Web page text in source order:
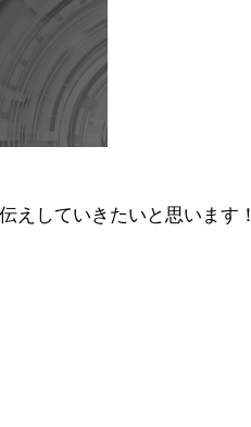
えしていきたいと思います！